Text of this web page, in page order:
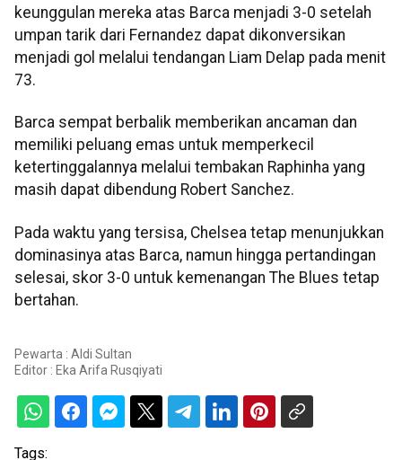
keunggulan mereka atas Barca menjadi 3-0 setelah
umpan tarik dari Fernandez dapat dikonversikan
menjadi gol melalui tendangan Liam Delap pada menit
73.
Barca sempat berbalik memberikan ancaman dan
memiliki peluang emas untuk memperkecil
ketertinggalannya melalui tembakan Raphinha yang
masih dapat dibendung Robert Sanchez.
Pada waktu yang tersisa, Chelsea tetap menunjukkan
dominasinya atas Barca, namun hingga pertandingan
selesai, skor 3-0 untuk kemenangan The Blues tetap
bertahan.
Pewarta : Aldi Sultan
Editor : Eka Arifa Rusqiyati
Tags: